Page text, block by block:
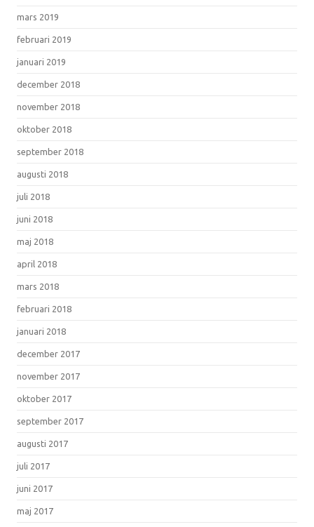
mars 2019
februari 2019
januari 2019
december 2018
november 2018
oktober 2018
september 2018
augusti 2018
juli 2018
juni 2018
maj 2018
april 2018
mars 2018
februari 2018
januari 2018
december 2017
november 2017
oktober 2017
september 2017
augusti 2017
juli 2017
juni 2017
maj 2017